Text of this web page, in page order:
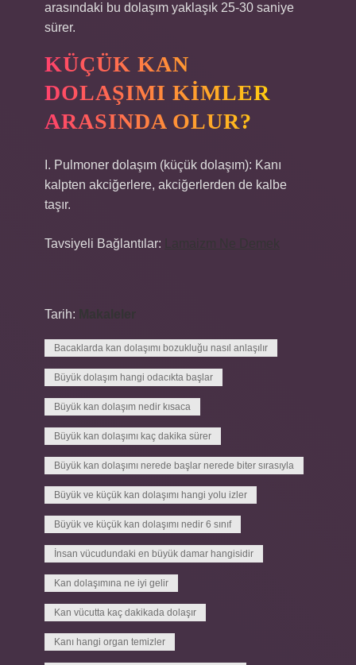
arasındaki bu dolaşım yaklaşık 25-30 saniye
sürer.
KÜÇÜK KAN
DOLAŞIMI KIMLER
ARASINDA OLUR?
I. Pulmoner dolaşım (küçük dolaşım): Kanı
kalpten akciğerlere, akciğerlerden de kalbe
taşır.
Tavsiyeli Bağlantılar:
Tarih:
Bacaklarda kan dolaşımı bozukluğu nasıl anlaşılır
Büyük dolaşım hangi odacıkta başlar
Büyük kan dolaşım nedir kısaca
Büyük kan dolaşımı kaç dakika sürer
Büyük kan dolaşımı nerede başlar nerede biter sırasıyla
Büyük ve küçük kan dolaşımı hangi yolu izler
Büyük ve küçük kan dolaşımı nedir 6 sınıf
İnsan vücudundaki en büyük damar hangisidir
Kan dolaşımına ne iyi gelir
Kan vücutta kaç dakikada dolaşır
Kanı hangi organ temizler